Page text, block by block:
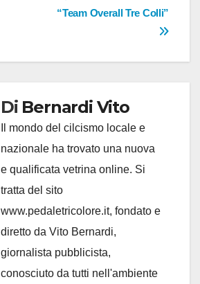
“Team Overall Tre Colli”
Di Bernardi Vito
Il mondo del cilcismo locale e
nazionale ha trovato una nuova
e qualificata vetrina online. Si
tratta del sito
www.pedaletricolore.it, fondato e
diretto da Vito Bernardi,
giornalista pubblicista,
conosciuto da tutti nell'ambiente